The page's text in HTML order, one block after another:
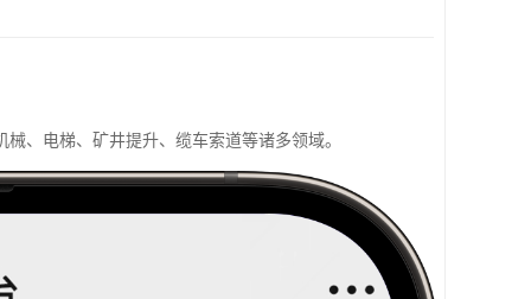
、电梯、矿井提升、缆车索道等诸多领域。